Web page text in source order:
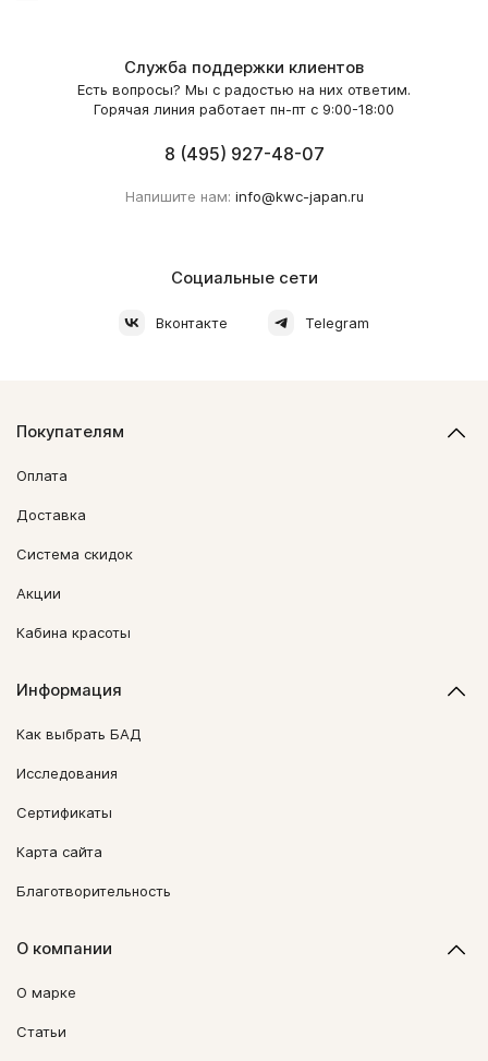
Служба поддержки клиентов
Есть вопросы? Мы с радостью на них ответим.
Горячая линия работает пн-пт с 9:00-18:00
8 (495) 927-48-07
Напишите нам: info@kwc-japan.ru
Социальные сети
Вконтакте Telegram
Покупателям
Оплата
Доставка
Система скидок
Акции
Кабина красоты
Информация
Как выбрать БАД
Исследования
Сертификаты
Карта сайта
Благотворительность
О компании
О марке
Статьи